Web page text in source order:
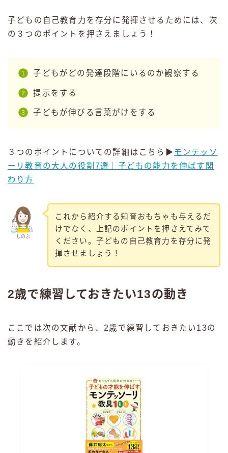
子どもの自己教育力を存分に発揮させるためには、次
の３つのポイントを押さえましょう！
子どもがどの発達段階にいるのか観察する
提示をする
子どもが伸びる言葉がけをする
３つのポイントについての詳細はこちら▶モンテッソ
ーリ教育の大人の役割7選｜子どもの能力を伸ばす関
わり方
しのぶ
これから紹介する知育おもちゃも与えるだ
けでなく、上記のポイントを押さえてみて
ください。子どもの自己教育力を存分に発
揮させましょう！
2歳で練習しておきたい13の動き
ここでは次の文献から、2歳で練習しておきたい13の
動きを紹介します。